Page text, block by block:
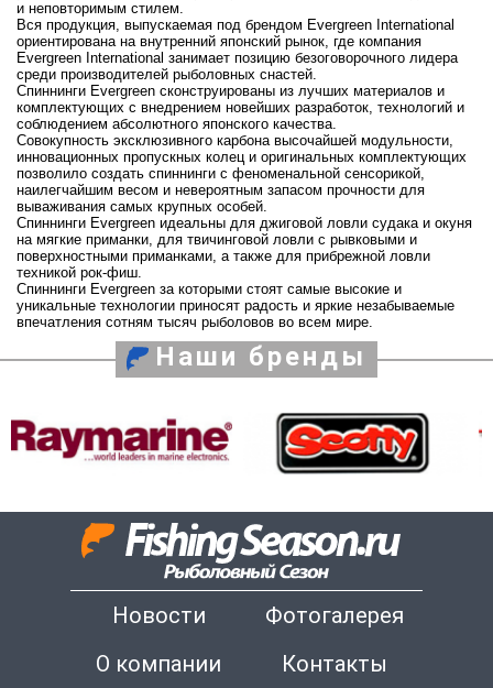
и неповторимым стилем.
Вся продукция, выпускаемая под брендом Evergreen International
ориентирована на внутренний японский рынок, где компания
Evergreen International занимает позицию безоговорочного лидера
среди производителей рыболовных снастей.
Спиннинги Evergreen сконструированы из лучших материалов и
комплектующих с внедрением новейших разработок, технологий и
соблюдением абсолютного японского качества.
Совокупность эксклюзивного карбона высочайшей модульности,
инновационных пропускных колец и оригинальных комплектующих
позволило создать спиннинги с феноменальной сенсорикой,
наилегчайшим весом и невероятным запасом прочности для
вываживания самых крупных особей.
Спиннинги Evergreen идеальны для джиговой ловли судака и окуня
на мягкие приманки, для твичинговой ловли с рывковыми и
поверхностными приманками, а также для прибрежной ловли
техникой рок-фиш.
Спиннинги Evergreen за которыми стоят самые высокие и
уникальные технологии приносят радость и яркие незабываемые
впечатления сотням тысяч рыболовов во всем мире.
Наши бренды
Новости
Фотогалерея
О компании
Контакты